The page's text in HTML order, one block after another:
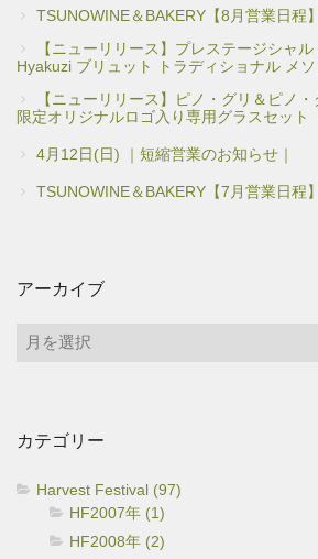
TSUNOWINE＆BAKERY【8月営業日程】
【ニューリリース】プレステージシャ
Hyakuzi ブリュット トラディショナル メ
【ニューリリース】ピノ・グリ＆ピ
限定オリジナルロゴ入り専用グラスセッ
4月12日(日) ｜短縮営業のお知らせ｜
TSUNOWINE＆BAKERY【7月営業日程】
アーカイブ
ア
ブ
カテゴリー
Harvest Festival (97)
HF2007年 (1)
HF2008年 (2)